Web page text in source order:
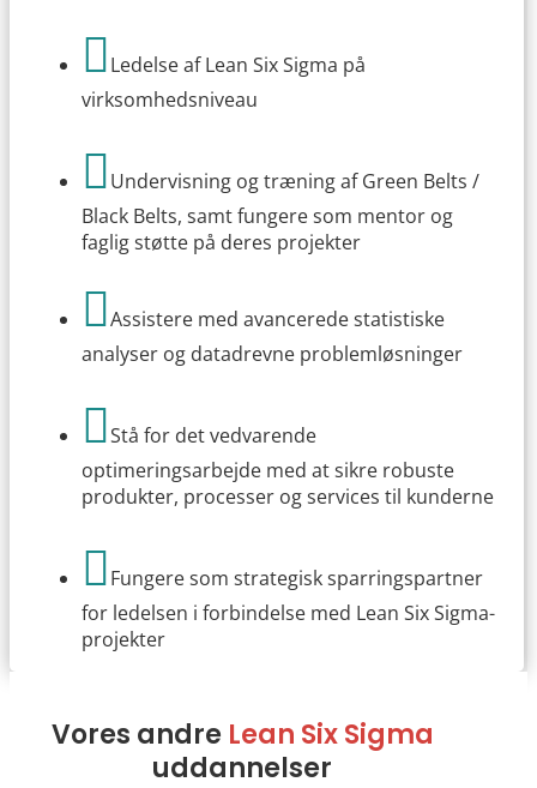
 Ledelse af Lean Six Sigma på
virksomhedsniveau
 Undervisning og træning af Green Belts /
Black Belts, samt fungere som mentor og
faglig støtte på deres projekter
 Assistere med avancerede statistiske
analyser og datadrevne problemløsninger
 Stå for det vedvarende
optimeringsarbejde med at sikre robuste
produkter, processer og services til kunderne
 Fungere som strategisk sparringspartner
for ledelsen i forbindelse med Lean Six Sigma-
projekter
Vores andre Lean Six Sigma
uddannelser